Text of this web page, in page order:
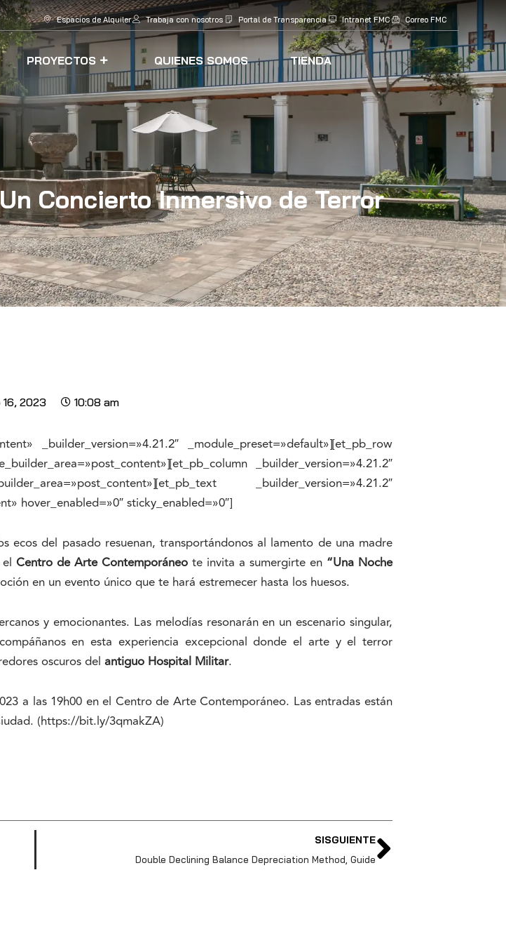
Espacios de Alquiler Trabaja con nosotros Portal de Transparencia Intranet FMC Correo FMC
PROYECTOS QUIENES SOMOS TIENDA
Concierto Inmersivo de Terror
2023 10:08 am
_builder_version=»4.21.2″ _module_preset=»default»][et_pb_row
_builder_version=»4.21.2″
_builder_version=»4.21.2″
hover_enabled=»0″ sticky_enabled=»0″]
ecos del pasado resuenan, transportándonos al lamento de una madre
Centro de Arte Contemporáneo te invita a sumergirte en “Una Noche
en un evento único que te hará estremecer hasta los huesos.
y emocionantes. Las melodías resonarán en un escenario singular,
en esta experiencia excepcional donde el arte y el terror
oscuros del antiguo Hospital Militar.
a las 19h00 en el Centro de Arte Contemporáneo. Las entradas están
(https://bit.ly/3qmakZA)
SISGUIENTE
Double Declining Balance Depreciation Method, Guide